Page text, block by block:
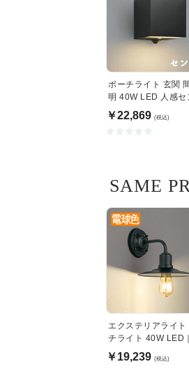
ポーチライト 玄関
明 40W LED 人感セ
ブラック
￥22,869 (税込)
SAME
エクステリアライト
チライト 40W LED
ラメントランプ
￥19,239 (税込)